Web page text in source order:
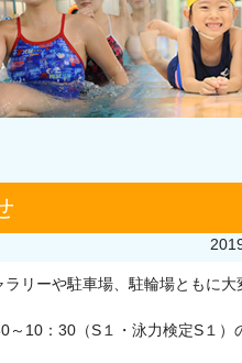
リーや駐車場、駐輪場ともに大
10：30（S１・泳力検定S１）